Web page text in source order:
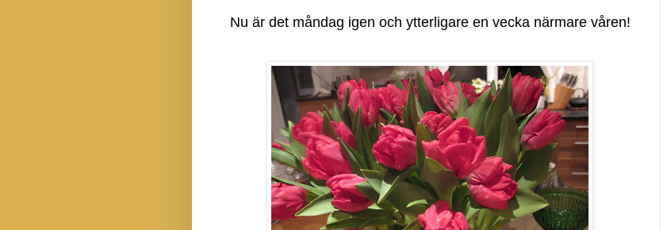
Nu är det måndag igen och ytterligare en vecka närmare våren!